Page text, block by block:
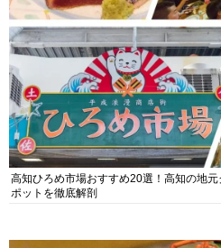
高知ひろめ市場おすすめ20選！高知の地
ポットを徹底解剖